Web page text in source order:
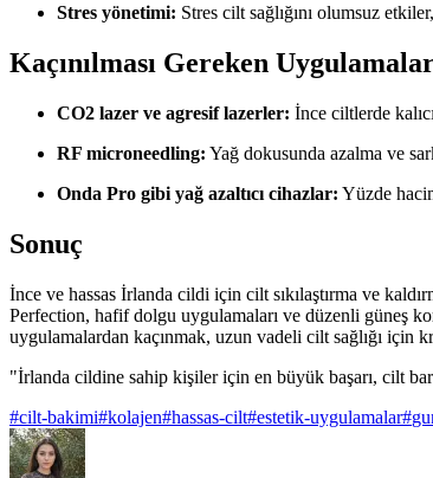
Stres yönetimi: Stres cilt sağlığını olumsuz
Kaçınılması Gereken
CO2 lazer ve agresif lazerler: İnce ciltlerde
RF microneedling: Yağ dokusunda azalma ve
Onda Pro gibi yağ azaltıcı cihazlar: Yüzde
Sonuç
İnce ve hassas İrlanda cildi için cilt sıkılaştırma ve
Perfection, hafif dolgu uygulamaları ve düzenli güneş
uygulamalardan kaçınmak, uzun vadeli cilt sağlığı için
"İrlanda cildine sahip kişiler için en büyük başarı, cilt
#cilt-bakimi#kolajen#hassas-cilt#estetik-uygulamalar#